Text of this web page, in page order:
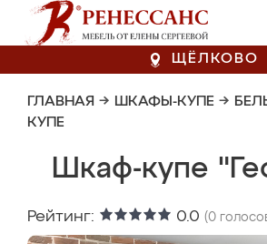
ЩЁЛКОВО
ГЛАВНАЯ → ШКАФЫ-КУПЕ →
КУПЕ
Шкаф-купе
Рейтинг: 0.0 (0